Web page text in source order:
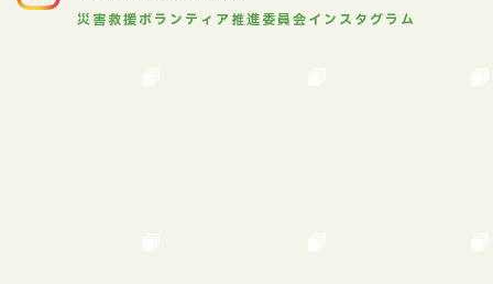
災害救援ボランティア推進委員会インスタグラム